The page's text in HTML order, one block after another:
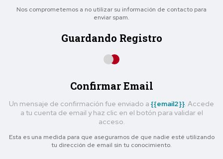
Nos comprometemos a no utilizar su información de contacto para
enviar spam.
Guardando Registro
Confirmar Email
Un mensaje de confirmación fue enviado a {{email2}} . Accede
a tu cuenta de email y haz clic en el botón para validar el
acceso.
Esta es una medida para que asegurarnos de que nadie esté utilizando
tu dirección de email sin tu conocimiento.